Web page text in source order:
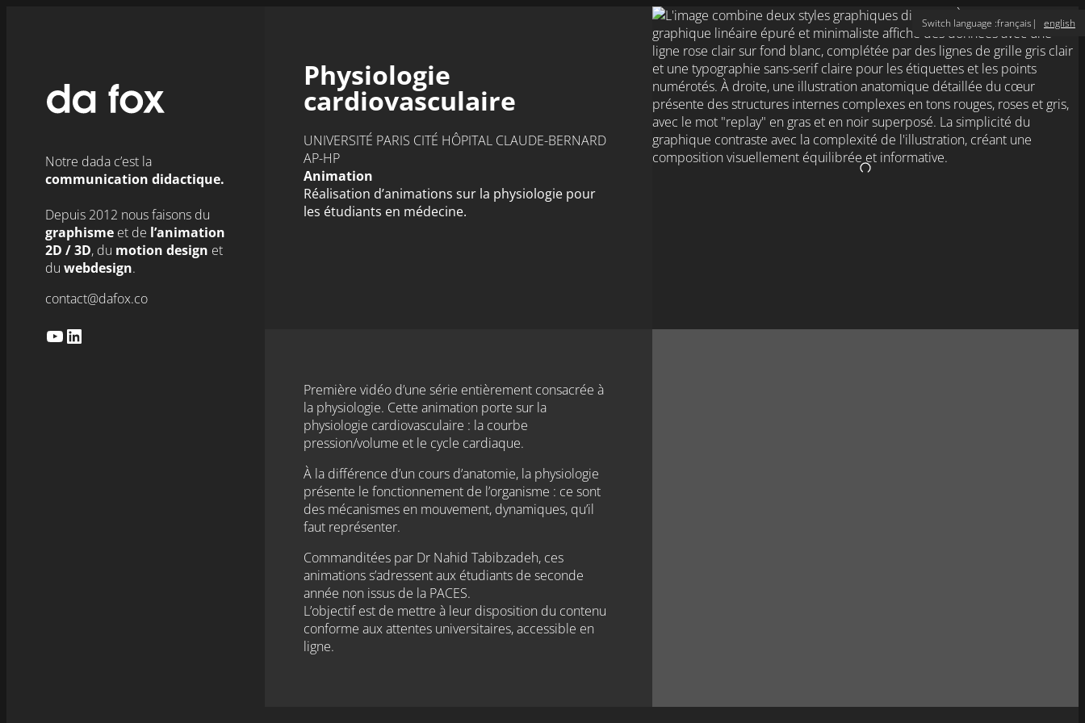
Switch language :français english
Notre dada c’est la
communication didactique.
Depuis 2012 nous faisons du
graphisme et de l’animation
2D / 3D, du motion design et
du webdesign.
contact@dafox.co
YouTube LinkedIn
Physiologie
cardiovasculaire
UNIVERSITÉ PARIS CITÉ HÔPITAL CLAUDE-BERNARD
AP-HP
Animation
Réalisation d’animations sur la physiologie pour
les étudiants en médecine.
Première vidéo d’une série entièrement consacrée à
la physiologie. Cette animation porte sur la
physiologie cardiovasculaire : la courbe
pression/volume et le cycle cardiaque.
À la différence d’un cours d’anatomie, la physiologie
présente le fonctionnement de l’organisme : ce sont
des mécanismes en mouvement, dynamiques, qu’il
faut représenter.
Commanditées par Dr Nahid Tabibzadeh, ces
animations s’adressent aux étudiants de seconde
année non issus de la PACES.
L’objectif est de mettre à leur disposition du contenu
conforme aux attentes universitaires, accessible en
ligne.